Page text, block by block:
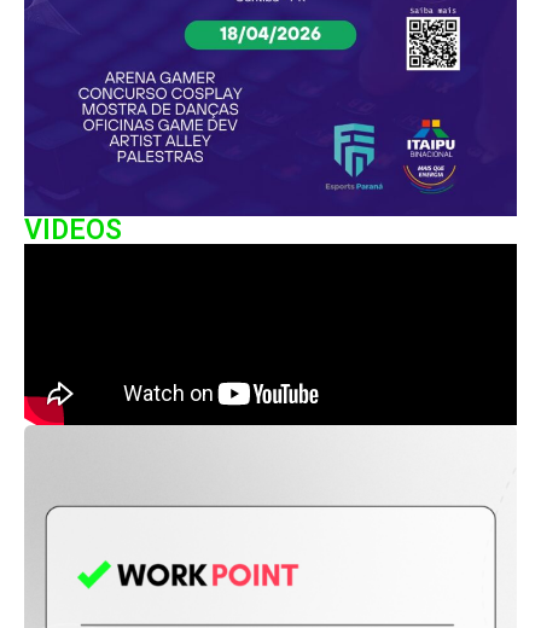
VIDEOS